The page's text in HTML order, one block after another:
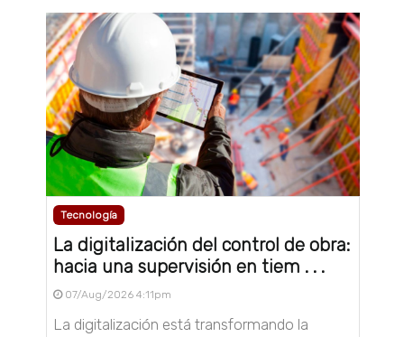
Tecnología
La digitalización del control de obra:
hacia una supervisión en tiem . . .
07/Aug/2026 4:11pm
La digitalización está transformando la